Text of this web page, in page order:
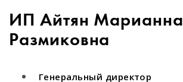
ИП Айтян Марианна
Размиковна
Генеральный директор